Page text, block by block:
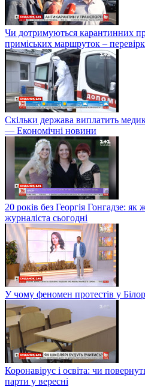
Чи дотримуються карантинних
приміських маршруток –
Скільки держава виплатить
— Економічні новини
20 років без Георгія Гонгадзе:
журналіста сьогодні
У чому феномен протестів у
Коронавірус і освіта: чи
парти у вересні